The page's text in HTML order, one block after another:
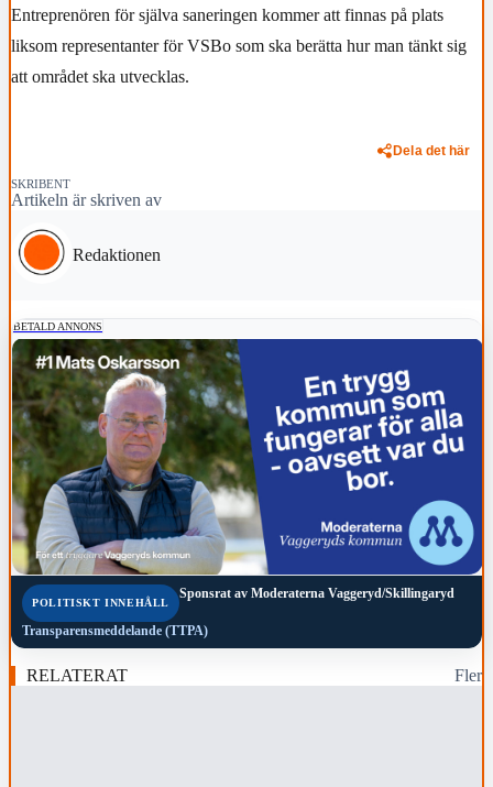
Entreprenören för själva saneringen kommer att finnas på plats
liksom representanter för VSBo som ska berätta hur man tänkt sig
att området ska utvecklas.
Dela det här
SKRIBENT
Artikeln är skriven av
Redaktionen
BETALD ANNONS
POLITISKT INNEHÅLL
Sponsrat av Moderaterna Vaggeryd/Skillingaryd
Transparensmeddelande (TTPA)
RELATERAT Fler